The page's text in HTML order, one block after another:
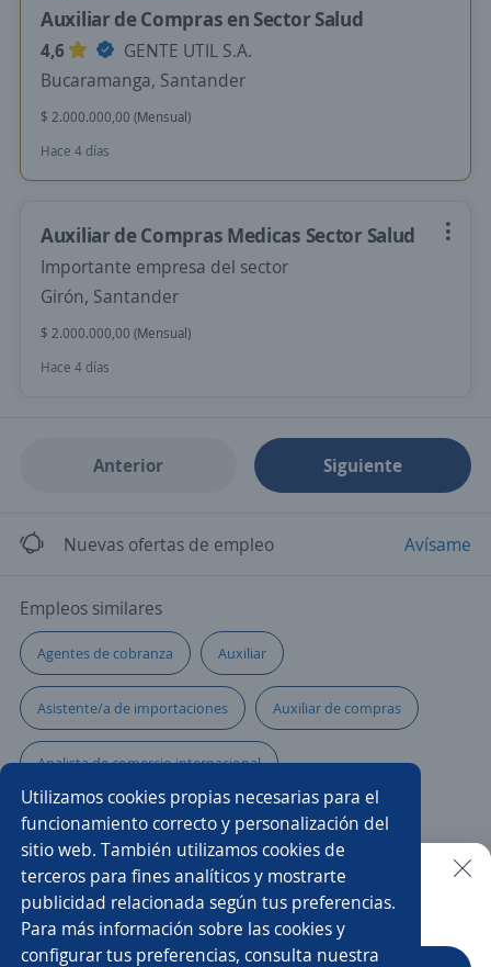
Utilizamos cookies propias necesarias para el
funcionamiento correcto y personalización del
sitio web. También utilizamos cookies de
terceros para fines analíticos y mostrarte
publicidad relacionada según tus preferencias.
Para más información sobre las cookies y
configurar tus preferencias, consulta nuestra
Auxiliar de Compras en Sector Salud
4,6
GENTE UTIL S.A.
Bucaramanga, Santander
$ 2.000.000,00 (Mensual)
Hace 4 días
Auxiliar de Compras Medicas Sector Salud
Importante empresa del sector
Girón, Santander
$ 2.000.000,00 (Mensual)
Hace 4 días
Anterior Siguiente
Nuevas ofertas de empleo Avísame
Empleos similares
Agentes de cobranza Auxiliar
Asistente/a de importaciones Auxiliar de compras
Analista de comercio internacional
Auxiliar administrativo/a Tramitador/a
Jefe/a de abastecimiento Asesor/a comercial freelance
Gerente comercial Ejecutivo/a comercial
Buscar es más fácil en la app